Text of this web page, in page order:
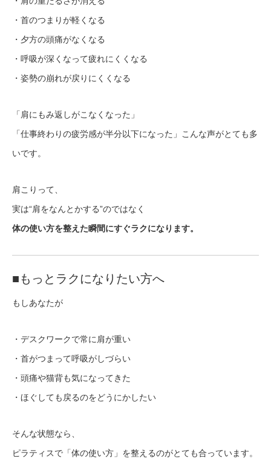
・首のつまりが軽くなる
・夕方の頭痛がなくなる
・呼吸が深くなって疲れにくくなる
・姿勢の崩れが戻りにくくなる
「肩にもみ返しがこなくなった」
「仕事終わりの疲労感が半分以下になった」こんな声がとても多
いです。
肩こりって、
実は“肩をなんとかする”のではなく
体の使い方を整えた瞬間にすぐラクになります。
■もっとラクになりたい方へ
もしあなたが
・デスクワークで常に肩が重い
・首がつまって呼吸がしづらい
・頭痛や猫背も気になってきた
・ほぐしても戻るのをどうにかしたい
そんな状態なら、
ピラティスで「体の使い方」を整えるのがとても合っています。